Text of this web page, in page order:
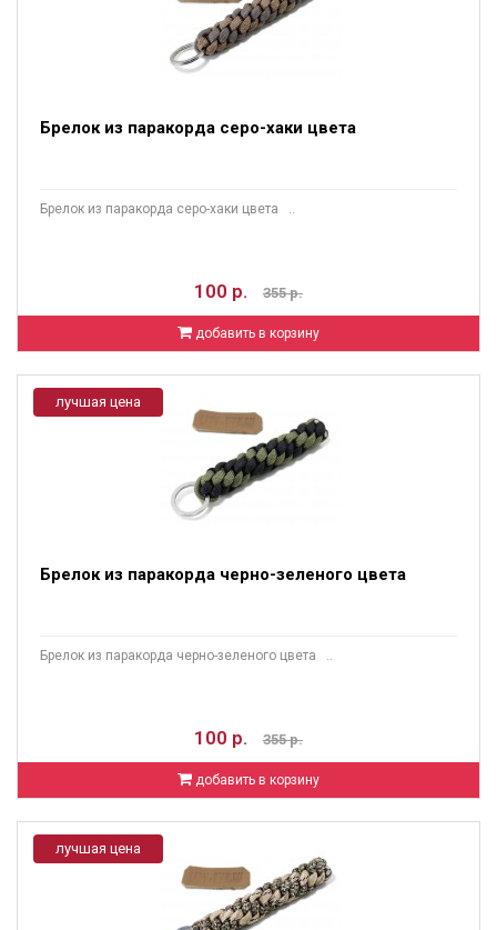
Брелок из паракорда серо-хаки цвета
Брелок из паракорда серо-хаки цвета ..
100 р. 355 р.
добавить в корзину
лучшая цена
Брелок из паракорда черно-зеленого цвета
Брелок из паракорда черно-зеленого цвета ..
100 р. 355 р.
добавить в корзину
лучшая цена